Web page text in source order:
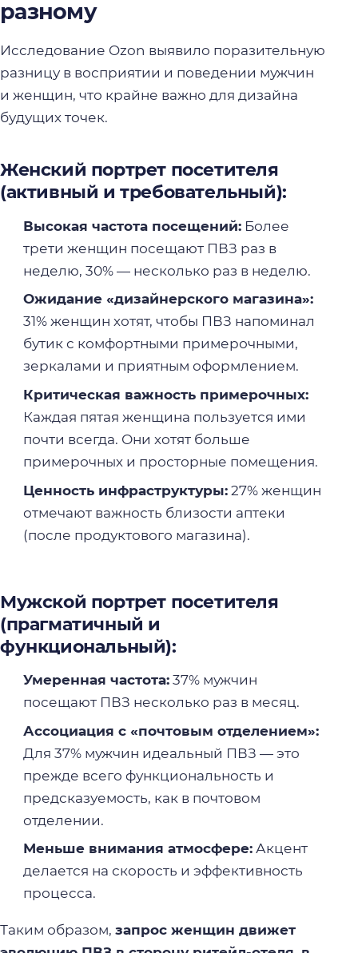
разному
Исследование Ozon выявило поразительную
разницу в восприятии и поведении мужчин
и женщин, что крайне важно для дизайна
будущих точек.
Женский портрет посетителя
(активный и требовательный):
Высокая частота посещений:Более
трети женщин посещают ПВЗ раз в
неделю, 30% — несколько раз в неделю.
Ожидание «дизайнерского магазина»:
31% женщин хотят, чтобы ПВЗ напоминал
бутик с комфортными примерочными,
зеркалами и приятным оформлением.
Критическая важность примерочных:
Каждая пятая женщина пользуется ими
почти всегда. Они хотят больше
примерочных и просторные помещения.
Ценность инфраструктуры:27% женщин
отмечают важность близости аптеки
(после продуктового магазина).
Мужской портрет посетителя
(прагматичный и
функциональный):
Умеренная частота:37% мужчин
посещают ПВЗ несколько раз в месяц.
Ассоциация с «почтовым отделением»:
Для 37% мужчин идеальный ПВЗ — это
прежде всего функциональность и
предсказуемость, как в почтовом
отделении.
Меньше внимания атмосфере:Акцент
делается на скорость и эффективность
процесса.
Таким образом, запрос женщин движет